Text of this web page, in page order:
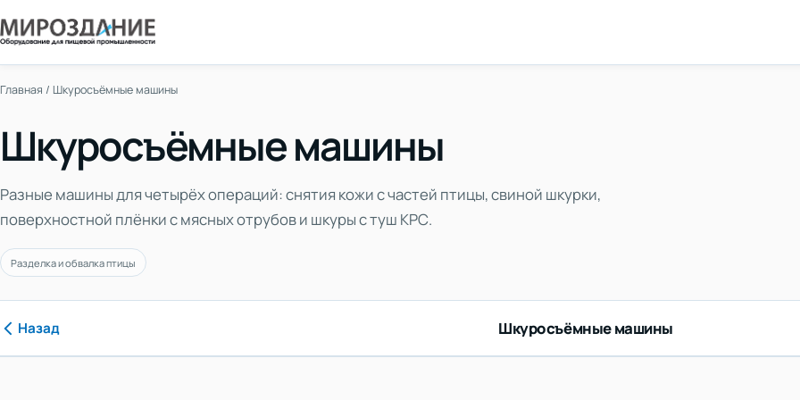
Главная / Шкуросъёмные машины
Шкуросъёмные машины
Разные машины для четырёх операций: снятия кожи с частей птицы, свиной шкурки,
поверхностной плёнки с мясных отрубов и шкуры с туш КРС.
Разделка и обвалка птицы
‹ Назад Шкуросъёмные машины